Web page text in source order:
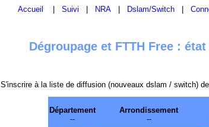
Accueil Suivi NRA Dslam/Switch
Dégroupage et FTTH Free :
S'inscrire à la liste de diffusion (nouveaux dslam / switch)
Département
--
Arrondissement
--